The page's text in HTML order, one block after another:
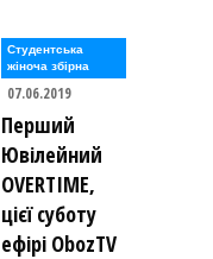
Студентська
жіноча збірна
07.06.2019
Перший
Ювілейний
OVERTIME,
цієї суботу
ефірі ObozTV